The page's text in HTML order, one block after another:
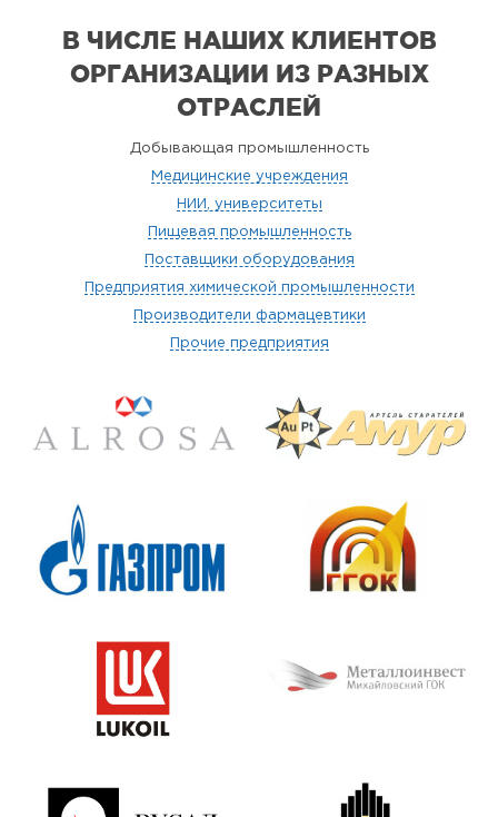
В ЧИСЛЕ НАШИХ КЛИЕНТОВ
ОРГАНИЗАЦИИ ИЗ РАЗНЫХ
ОТРАСЛЕЙ
Добывающая промышленность
Медицинские учреждения
НИИ, университеты
Пищевая промышленность
Поставщики оборудования
Предприятия химической промышленности
Производители фармацевтики
Прочие предприятия